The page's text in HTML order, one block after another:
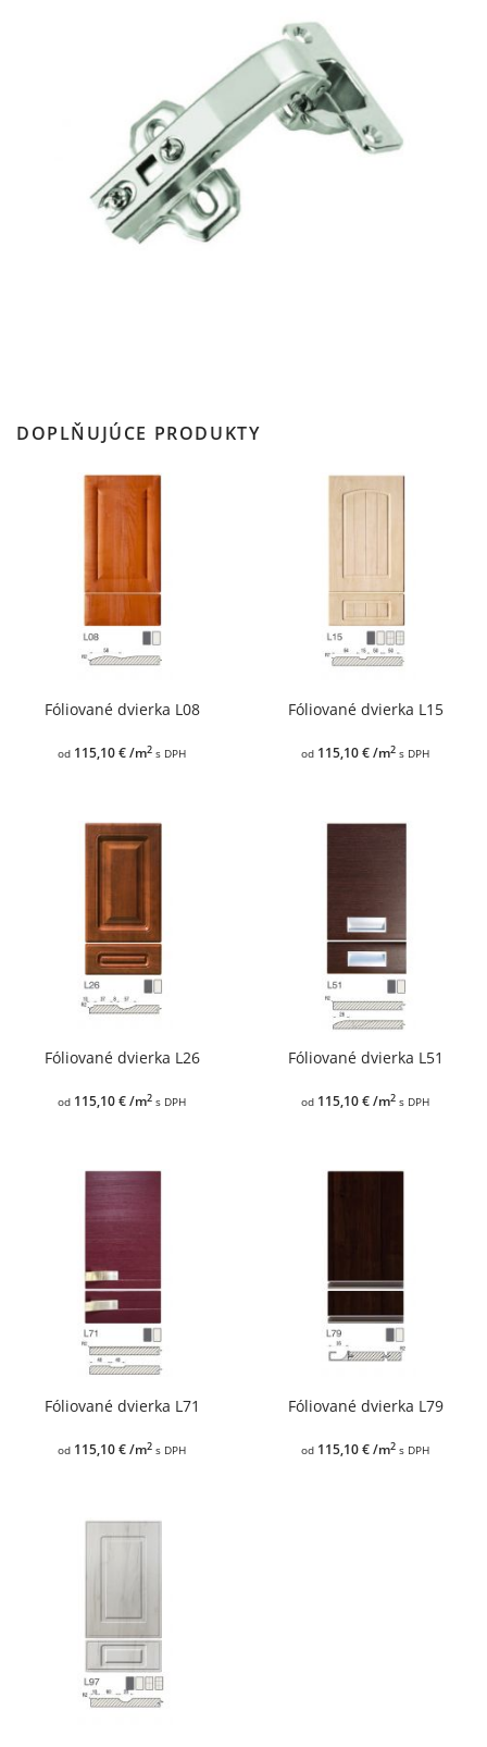
DOPLŇUJÚCE PRODUKTY
Fóliované dvierka L08
od 115,10 € /m2 s DPH
Fóliované dvierka L15
od 115,10 € /m2 s DPH
Fóliované dvierka L26
od 115,10 € /m2 s DPH
Fóliované dvierka L51
od 115,10 € /m2 s DPH
Fóliované dvierka L71
od 115,10 € /m2 s DPH
Fóliované dvierka L79
od 115,10 € /m2 s DPH